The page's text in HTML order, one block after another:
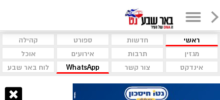
ראשי חדשות ספורט
קהילה
מגזין
תרבות אירועים
אוכל
אינדקס
צור קשר WhatsApp לוח באר שבע